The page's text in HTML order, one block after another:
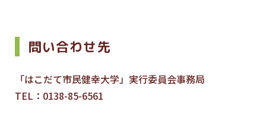
問い合わせ先
「はこだて市民健幸大学」実行委員会事務局
TEL：0138-85-6561